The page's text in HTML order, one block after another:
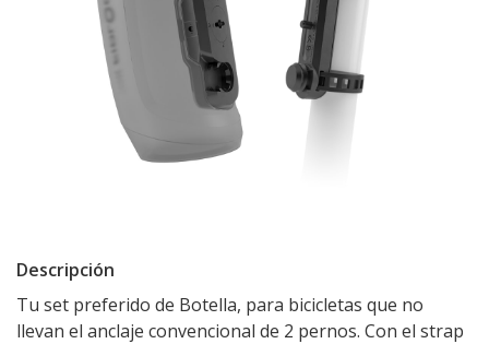
Descripción
Tu set preferido de Botella, para bicicletas que no
llevan el anclaje convencional de 2 pernos. Con el strap